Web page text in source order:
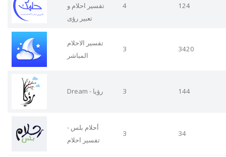
تفسير احلام و
تعبير رؤى
4 124
تفسير الاحلام
المباشر
3 3420
Dream - رؤيا 3 144
أحلام بلس -
تفسير احلام
3 34